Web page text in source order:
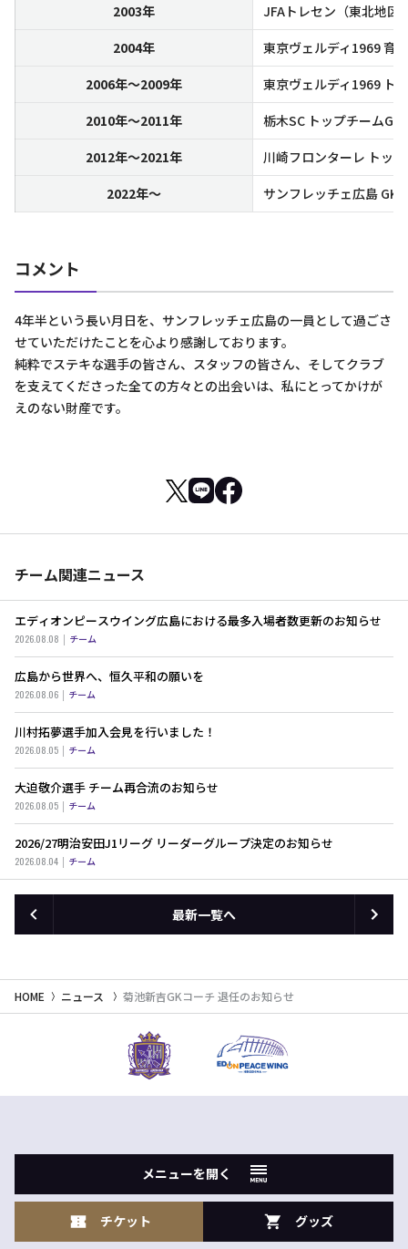
2003年
JFAトレセン（東北地区
2004年
東京ヴェルディ1969 育
2006年～2009年
東京ヴェルディ1969 ト
2010年～2011年
栃木SC トップチームGK
2012年～2021年
川崎フロンターレ トッ
2022年～
サンフレッチェ広島 GK
コメント
4年半という長い月日を、サンフレッチェ広島の一員として過ごさ
せていただけたことを心より感謝しております。
純粋でステキな選手の皆さん、スタッフの皆さん、そしてクラブ
を支えてくださった全ての方々との出会いは、私にとってかけが
えのない財産です。
チーム関連ニュース
エディオンピースウイング広島における最多入場者数更新のお知らせ
2026.08.08 チーム
広島から世界へ、恒久平和の願いを
2026.08.06 チーム
川村拓夢選手加入会見を行いました！
2026.08.05 チーム
大迫敬介選手 チーム再合流のお知らせ
2026.08.05 チーム
2026/27明治安田J1リーグ リーダーグループ決定のお知らせ
2026.08.04 チーム
最新一覧へ
HOME ニュース 菊池新吉GKコーチ 退任のお知らせ
メニューを開く
チケット グッズ